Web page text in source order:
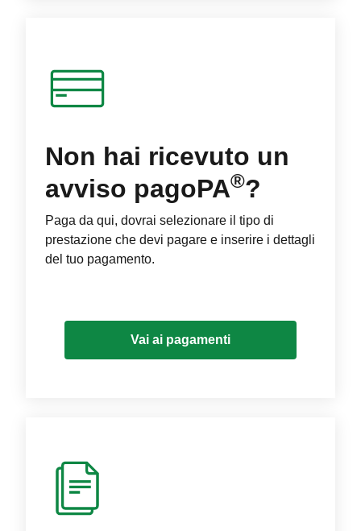
Non hai ricevuto un
avviso pagoPA®?
Paga da qui, dovrai selezionare il tipo di
prestazione che devi pagare e inserire i dettagli
del tuo pagamento.
Vai ai pagamenti